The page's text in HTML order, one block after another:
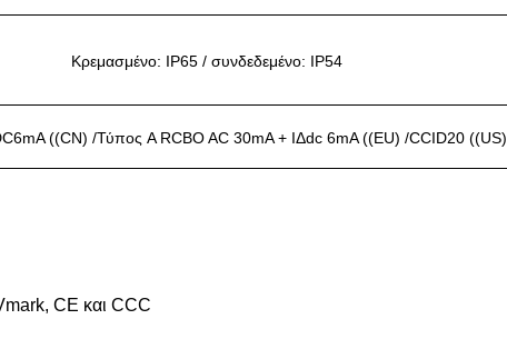
Κρεμασμένο: IP65 / συνδεδεμένο: IP54
((CN) /Τύπος A RCBO AC 30mA + IΔdc 6mA ((EU) /CCID20 ((US)
CE και CCC